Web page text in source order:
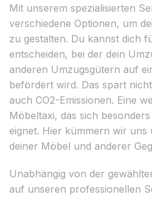
Mit unserem spezialisierten
verschiedene Optionen, um
zu gestalten. Du kannst dich
entscheiden, bei der dein
anderen Umzugsgütern auf
befördert wird. Das spart
auch CO2-Emissionen. Eine
Möbeltaxi, das sich
eignet. Hier kümmern wir uns
deiner Möbel und anderer
Unabhängig von der
auf unseren professionellen